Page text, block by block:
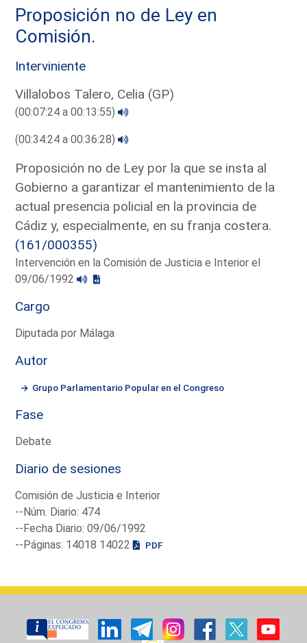
Proposición no de Ley en
Comisión.
Interviniente
Villalobos Talero, Celia (GP)
(00:07:24 a 00:13:55)
(00:34:24 a 00:36:28)
Proposición no de Ley por la que se insta al
Gobierno a garantizar el mantenimiento de la
actual presencia policial en la provincia de
Cádiz y, especialmente, en su franja costera.
(161/000355)
Intervención en la Comisión de Justicia e Interior el
09/06/1992
Cargo
Diputada por Málaga
Autor
Grupo Parlamentario Popular en el Congreso
Fase
Debate
Diario de sesiones
Comisión de Justicia e Interior
--Núm. Diario: 474
--Fecha Diario: 09/06/1992
--Páginas: 14018 14022
PDF